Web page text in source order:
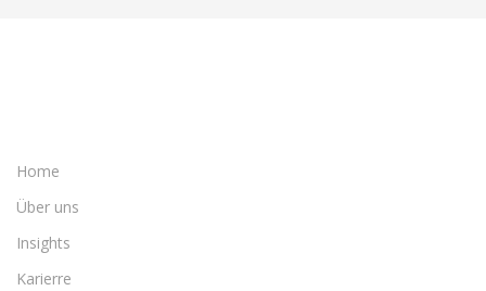
Home
Über uns
Insights
Karierre